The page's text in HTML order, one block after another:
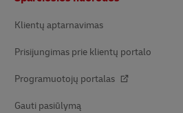
Klientų aptarnavimas
Prisijungimas prie klientų portalo
Programuotojų portalas
Gauti pasiūlymą